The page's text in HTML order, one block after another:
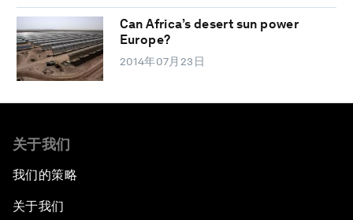
Can Africa’s desert sun power
Europe?
2014年07月23日
关于我们
我们的策略
关于我们